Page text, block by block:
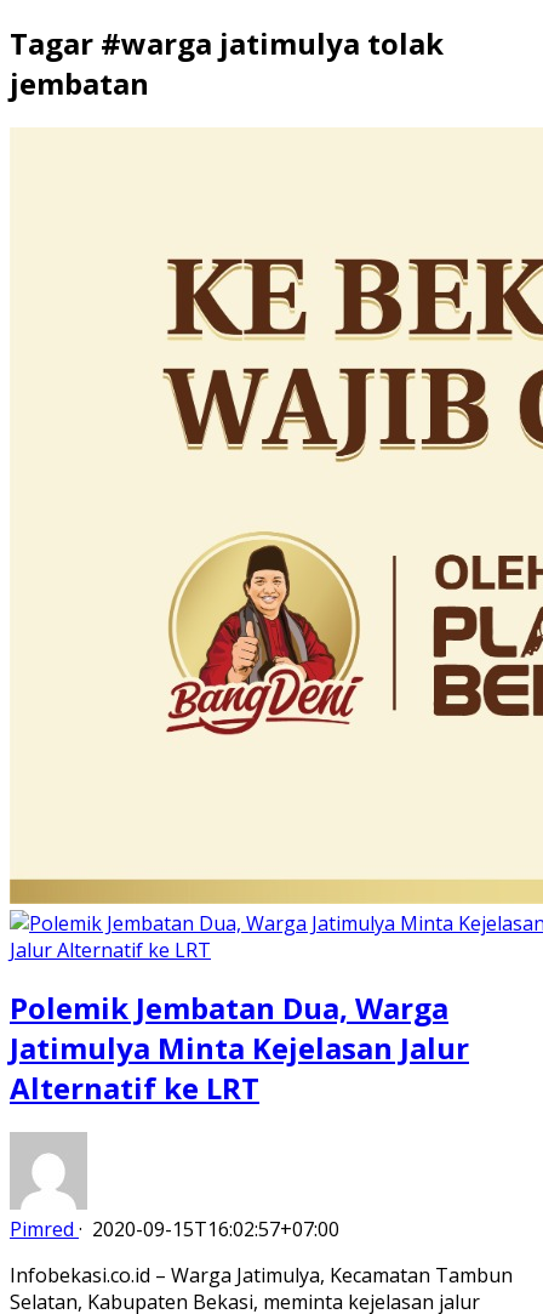
Tagar #warga jatimulya tolak
jembatan
Polemik Jembatan Dua, Warga
Jatimulya Minta Kejelasan Jalur
Alternatif ke LRT
Pimred · 2020-09-15T16:02:57+07:00
Infobekasi.co.id – Warga Jatimulya, Kecamatan Tambun
Selatan, Kabupaten Bekasi, meminta kejelasan jalur